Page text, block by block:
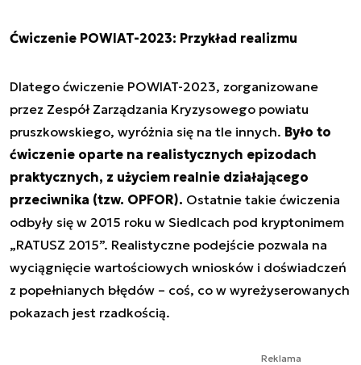
Ćwiczenie POWIAT-2023: Przykład realizmu
Dlatego ćwiczenie POWIAT-2023, zorganizowane
przez Zespół Zarządzania Kryzysowego powiatu
pruszkowskiego, wyróżnia się na tle innych. Było to
ćwiczenie oparte na realistycznych epizodach
praktycznych, z użyciem realnie działającego
przeciwnika (tzw. OPFOR). Ostatnie takie ćwiczenia
odbyły się w 2015 roku w Siedlcach pod kryptonimem
„RATUSZ 2015”. Realistyczne podejście pozwala na
wyciągnięcie wartościowych wniosków i doświadczeń
z popełnianych błędów – coś, co w wyreżyserowanych
pokazach jest rzadkością.
Reklama